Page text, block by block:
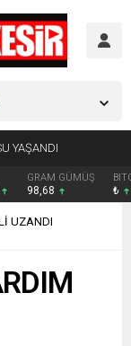
YAŞANDI
GRAM GÜMÜŞ
98,68 ₺
UZANDI